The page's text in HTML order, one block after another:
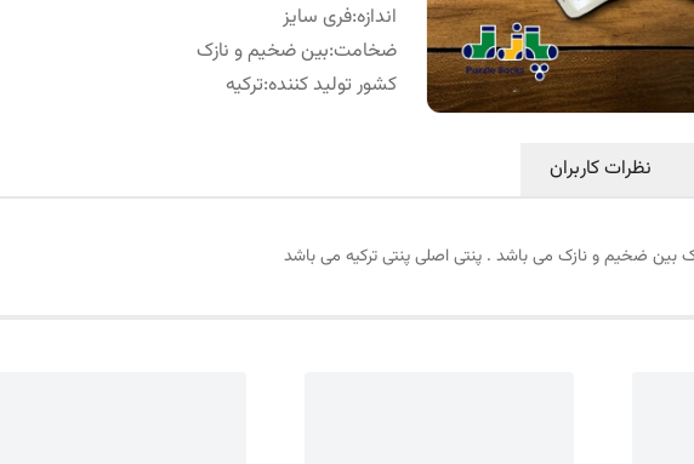
اندازه:فری سایز
ضخامت:بین ضخیم و نازک
کشور تولید کننده:ترکیه
نظرات کاربران